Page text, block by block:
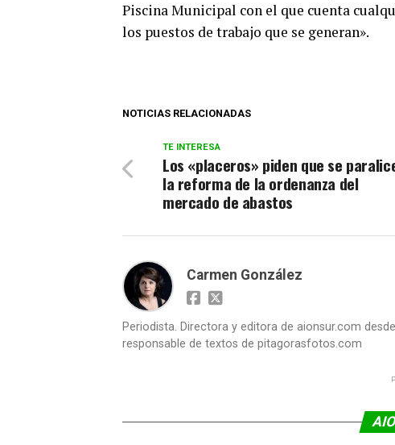
Piscina Municipal con el que cuenta
los puestos de trabajo que se generan».
NOTICIAS RELACIONADAS
TE INTERESA
Los «placeros» piden que se
la reforma de la ordenanza del
mercado de abastos
Carmen González
Periodista. Directora y editora de aionsur.com
responsable de textos de pitagorasfotos.com